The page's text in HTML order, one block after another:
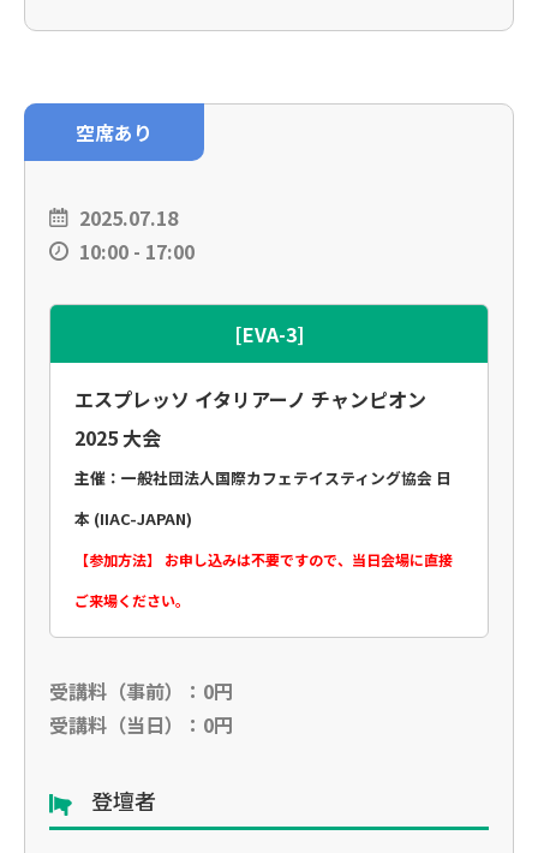
空席あり
2025.07.18
10:00 - 17:00
[EVA-3]
エスプレッソ イタリアーノ チャンピオン
2025 大会
主催：一般社団法人国際カフェテイスティング協会 日
本 (IIAC-JAPAN)
【参加方法】 お申し込みは不要ですので、当日会場に直接
ご来場ください。
受講料（事前）：0円
受講料（当日）：0円
登壇者